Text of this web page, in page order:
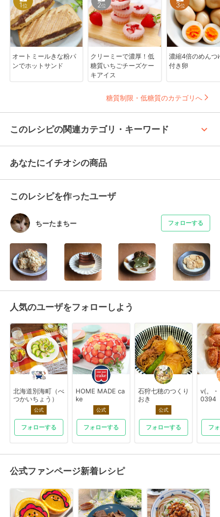
1位
オートミールきな粉パ
ンでホットサンド
2位
クリーミーで濃厚！低
糖質いちごチーズケー
キアイス
3位
濃縮4倍のめんつ
付き卵
糖質制限・低糖質のカテゴリへ
このレシピの関連カテゴリ・キーワード keyboard_arrow_up
あなたにイチオシの商品
このレシピを作ったユーザ
ちーたまちー フォローする
人気のユーザをフォローしよう
北海道別海町（べ
つかいちょう）
公式
フォローする
HOME MADE ca
ke
公式
フォローする
石狩七穂のつくり
おき
公式
フォローする
v(。
0394
フ
公式ファンページ新着レシピ